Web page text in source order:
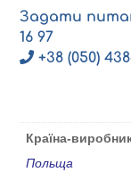
Задати
16 97
+38 (050)
Країна-
Польща